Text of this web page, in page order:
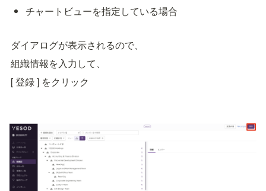
チャートビューを指定している場合
ダイアログが表示されるので、
組織情報を入力して、
[ 登録 ] をクリック